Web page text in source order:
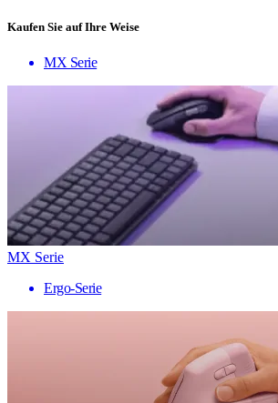
Kaufen Sie auf Ihre Weise
MX Serie
MX Serie
Ergo-Serie